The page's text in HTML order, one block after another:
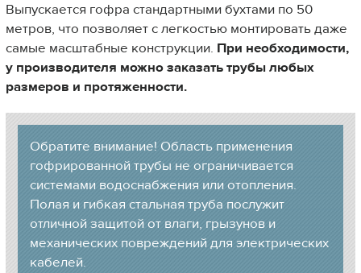
Выпускается гофра стандартными бухтами по 50
метров, что позволяет с легкостью монтировать даже
самые масштабные конструкции. При необходимости,
у производителя можно заказать трубы любых
размеров и протяженности.
Обратите внимание! Область применения
гофрированной трубы не ограничивается
системами водоснабжения или отопления.
Полая и гибкая стальная труба послужит
отличной защитой от влаги, грызунов и
механических повреждений для электрических
кабелей.